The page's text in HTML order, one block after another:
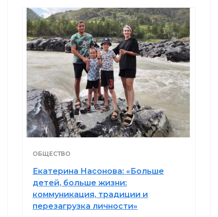
ОБЩЕСТВО
Екатерина Насонова: «Больше
детей, больше жизни:
коммуникация, традиции и
перезагрузка личности»